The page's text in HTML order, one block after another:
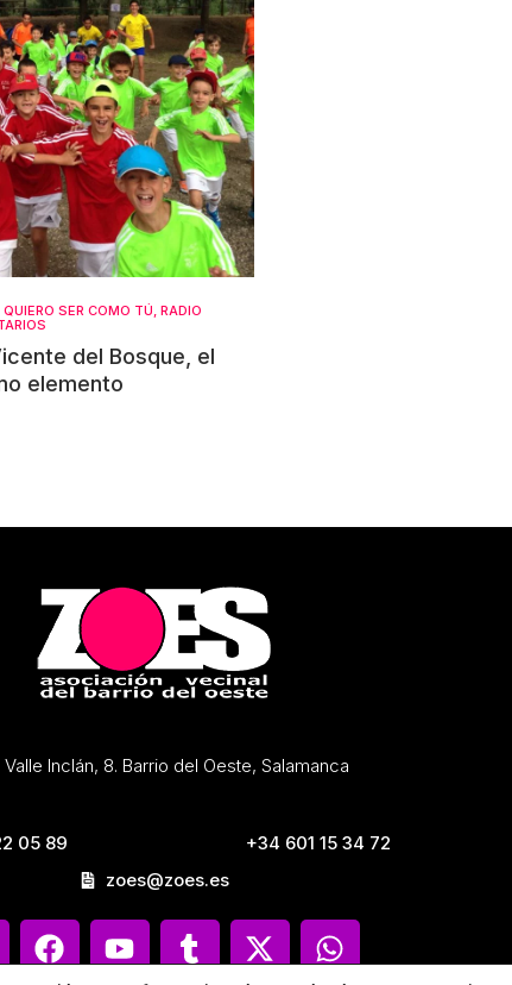
QUIERO SER COMO TÚ, RADIO
del Bosque, el
elemento
Valle Inclán, 8. Barrio del Oeste, Salamanca
05 89
+34 601 15 34 72
zoes@zoes.es